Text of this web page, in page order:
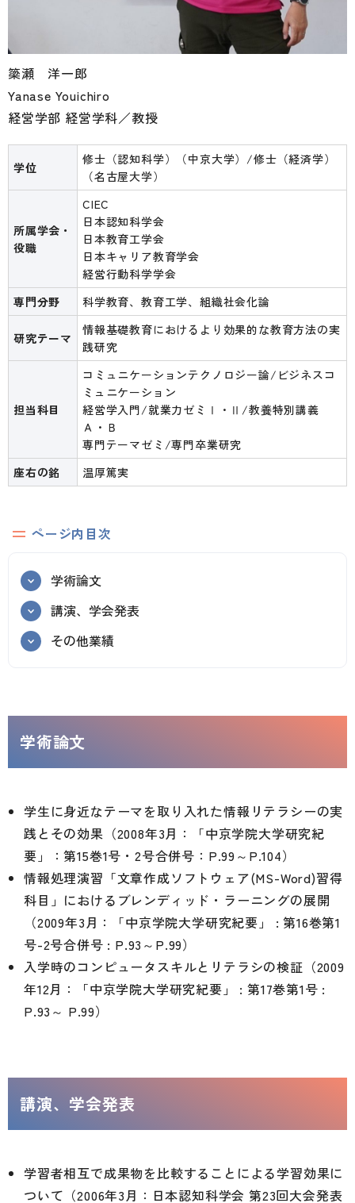
簗瀬 洋一郎
Yanase Youichiro
経営学部 経営学科／教授
学位
修士（認知科学）（中京大学）/修士（経済学）
（名古屋大学）
所属学会・
役職
CIEC
日本認知科学会
日本教育工学会
日本キャリア教育学会
経営行動科学学会
専門分野
科学教育、教育工学、組織社会化論
研究テーマ
情報基礎教育におけるより効果的な教育方法の実
践研究
担当科目
コミュニケーションテクノロジー論/ビジネスコ
ミュニケーション
経営学入門/就業力ゼミⅠ・Ⅱ/教養特別講義
Ａ・Ｂ
専門テーマゼミ/専門卒業研究
座右の銘
温厚篤実
ページ内目次
学術論文
講演、学会発表
その他業績
学術論文
学生に身近なテーマを取り入れた情報リテラシーの実
践とその効果（2008年3月：「中京学院大学研究紀
要」：第15巻1号・2号合併号：P.99～P.104）
情報処理演習「文章作成ソフトウェア(MS-Word)習得
科目」におけるブレンディッド・ラーニングの展開
（2009年3月：「中京学院大学研究紀要」 : 第16巻第1
号-2号合併号 : P.93～P.99）
入学時のコンピュータスキルとリテラシの検証（2009
年12月：「中京学院大学研究紀要」 : 第17巻第1号 :
P.93～ P.99）
講演、学会発表
学習者相互で成果物を比較することによる学習効果に
ついて（2006年3月：日本認知科学会 第23回大会発表